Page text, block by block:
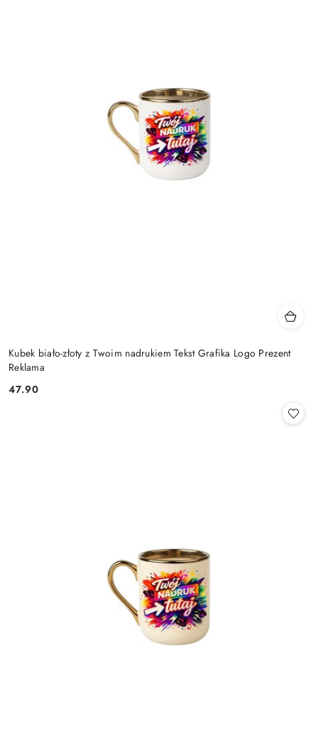
Kubek biało-złoty z Twoim nadrukiem Tekst Grafika Logo Prezent
Reklama
Cena:
47.90